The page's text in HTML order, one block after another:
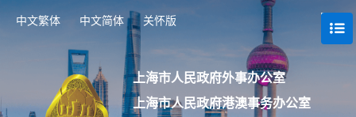
航
中文繁体 中文简体 关怀版
上海市人民政府外事办公室
上海市人民政府港澳事务办公室